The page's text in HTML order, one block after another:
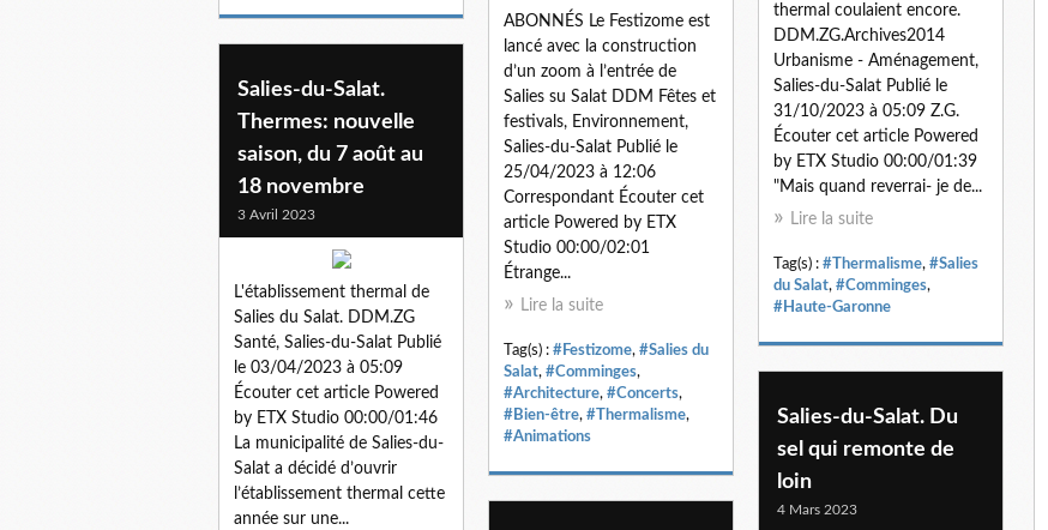
thermal coulaient encore.
DDM.ZG.Archives2014
Urbanisme - Aménagement,
Salies-du-Salat Publié le
31/10/2023 à 05:09 Z.G.
Écouter cet article Powered
by ETX Studio 00:00/01:39
"Mais quand reverrai- je de...
Lire la suite
Tag(s) : #Thermalisme, #Salies
du Salat, #Comminges,
#Haute-Garonne
ABONNÉS Le Festizome est
lancé avec la construction
d’un zoom à l’entrée de
Salies su Salat DDM Fêtes et
festivals, Environnement,
Salies-du-Salat Publié le
25/04/2023 à 12:06
Correspondant Écouter cet
article Powered by ETX
Studio 00:00/02:01
Étrange...
Lire la suite
Tag(s) : #Festizome, #Salies du
Salat, #Comminges,
#Architecture, #Concerts,
#Bien-être, #Thermalisme,
#Animations
Salies-du-Salat.
Thermes: nouvelle
saison, du 7 août au
18 novembre
3 Avril 2023
L'établissement thermal de
Salies du Salat. DDM.ZG
Santé, Salies-du-Salat Publié
le 03/04/2023 à 05:09
Écouter cet article Powered
by ETX Studio 00:00/01:46
La municipalité de Salies-du-
Salat a décidé d’ouvrir
l’établissement thermal cette
année sur une...
Salies-du-Salat. Du
sel qui remonte de
loin
4 Mars 2023